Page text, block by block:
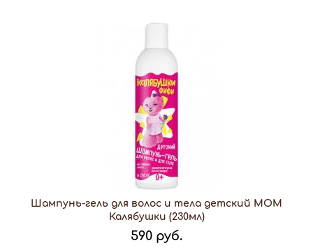
Шампунь-гель для волос и тела детский МОМ
Калябушки (230мл)
590 руб.